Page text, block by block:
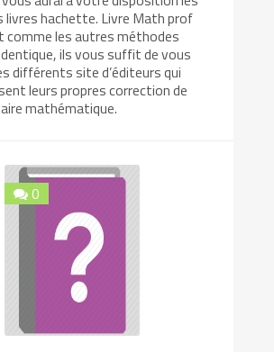
livres hachette. Livre Math prof
comme les autres méthodes
ils vous suffit de vous
différents site d’éditeurs qui
leurs propres correction de
mathématique.
0